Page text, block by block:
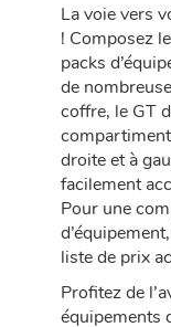
La voie vers
! Composez
packs
de
coffre, le GT
droite et à
facilement
Pour une
liste de prix
Profitez de
équipements